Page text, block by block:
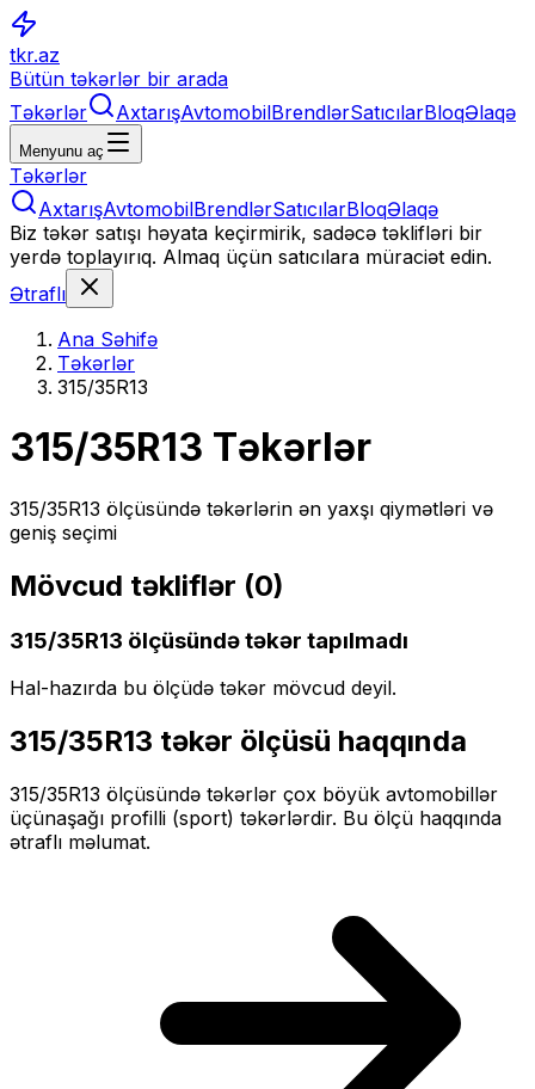
tkr.az
Bütün təkərlər bir arada
Təkərlər
AxtarışAvtomobilBrendlərSatıcılarBloqƏlaqə
Menyunu aç
Təkərlər
AxtarışAvtomobilBrendlərSatıcılarBloqƏlaqə
Biz təkər satışı həyata keçirmirik, sadəcə təklifləri bir
yerdə toplayırıq. Almaq üçün satıcılara müraciət edin.
Ətraflı
Ana Səhifə
Təkərlər
315/35R13
315/35R13 Təkərlər
315/35R13 ölçüsündə təkərlərin ən yaxşı qiymətləri və
geniş seçimi
Mövcud təkliflər (0)
315/35R13 ölçüsündə təkər tapılmadı
Hal-hazırda bu ölçüdə təkər mövcud deyil.
315/35R13 təkər ölçüsü haqqında
315/35R13 ölçüsündə təkərlər çox böyük avtomobillər
üçünaşağı profilli (sport) təkərlərdir. Bu ölçü haqqında
ətraflı məlumat.